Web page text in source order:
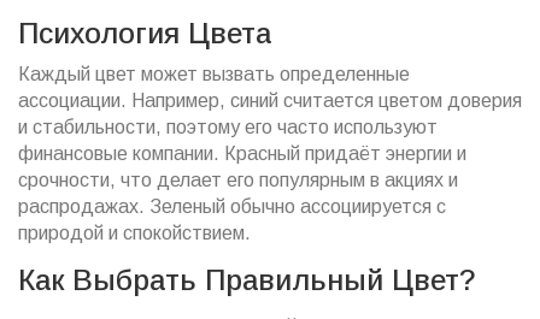
Психология Цвета
Каждый цвет может вызвать определенные
ассоциации. Например, синий считается цветом доверия
и стабильности, поэтому его часто используют
финансовые компании. Красный придаёт энергии и
срочности, что делает его популярным в акциях и
распродажах. Зеленый обычно ассоциируется с
природой и спокойствием.
Как Выбрать Правильный Цвет?